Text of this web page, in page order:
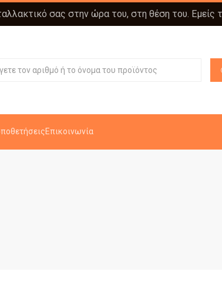
σας στην ώρα του, στη θέση του. Εμείς
Επικοινωνία